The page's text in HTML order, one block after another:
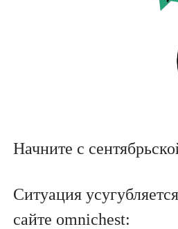
Начните с
Ситуация
сайте omnichest: